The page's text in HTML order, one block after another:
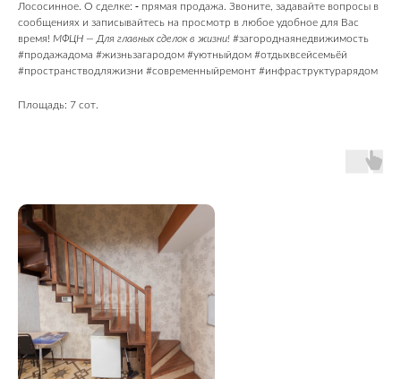
Лососинное. О сделке: ⁃ прямая продажа. Звоните, задавайте вопросы в
сообщениях и записывайтесь на просмотр в любое удобное для Вас
время! МФЦН — Для главных сделок в жизни! #загороднаянедвижимость
#продажадома #жизньзагародом #уютныйдом #отдыхвсейсемьёй
#пространстводляжизни #современныйремонт #инфраструктурарядом
Площадь: 7 сот.